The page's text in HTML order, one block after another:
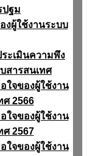
ปฐม
งผู้ใช้งานระบบ
ระเมินความพึง
สารสนเทศ
ใจของผู้ใช้งาน
ศ 2566
ใจของผู้ใช้งาน
ศ 2567
ใจของผู้ใช้งาน